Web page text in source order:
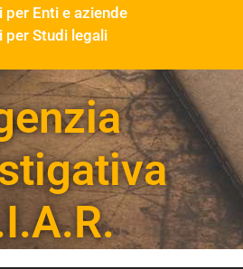
Enti e aziende
per Studi legali